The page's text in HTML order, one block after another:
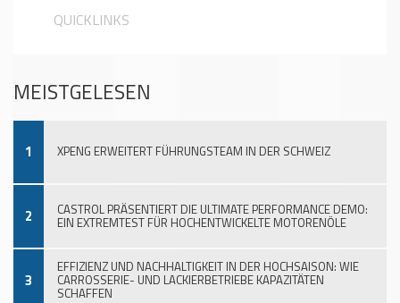
QUICKLINKS
MEISTGELESEN
1 XPENG ERWEITERT FÜHRUNGSTEAM IN DER SCHWEIZ
2 CASTROL PRÄSENTIERT DIE ULTIMATE PERFORMANCE DEMO:
EIN EXTREMTEST FÜR HOCHENTWICKELTE MOTORENÖLE
3
EFFIZIENZ UND NACHHALTIGKEIT IN DER HOCHSAISON: WIE
CARROSSERIE- UND LACKIERBETRIEBE KAPAZITÄTEN
SCHAFFEN